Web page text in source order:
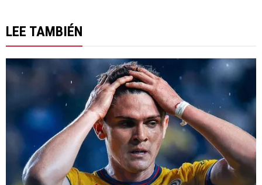
LEE TAMBIÉN